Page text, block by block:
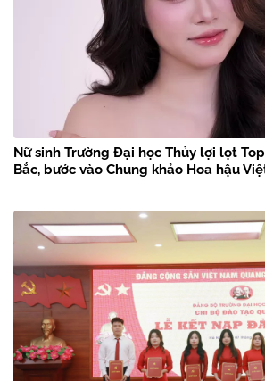
Nữ sinh Trường Đại học Thủy lợi lọt
Bắc, bước vào Chung khảo Hoa hậu